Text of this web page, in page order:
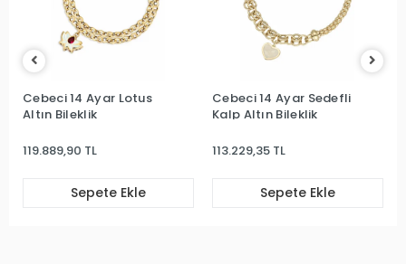
Cebeci 14 Ayar Lotus
Altın Bileklik
119.889,90 TL
Sepete Ekle
Cebeci 14 Ayar Sedefli
Kalp Altın Bileklik
113.229,35 TL
Sepete Ekle